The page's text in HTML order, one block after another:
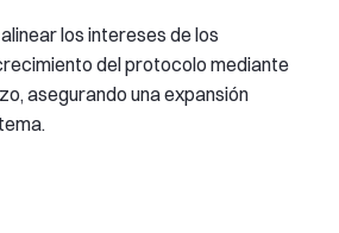
los intereses de los
del protocolo mediante
asegurando una expansión